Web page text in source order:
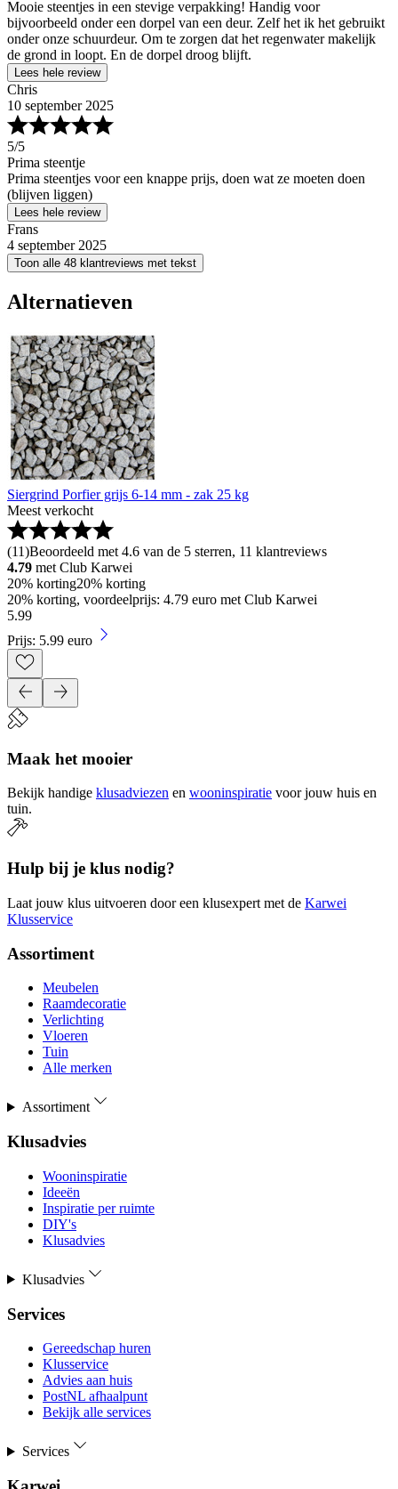
Mooie steentjes in een stevige verpakking! Handig voor
bijvoorbeeld onder een dorpel van een deur. Zelf het ik het gebruikt
onder onze schuurdeur. Om te zorgen dat het regenwater makelijk
de grond in loopt. En de dorpel droog blijft.
Lees hele review
Chris
10 september 2025
5/5
Prima steentje
Prima steentjes voor een knappe prijs, doen wat ze moeten doen
(blijven liggen)
Lees hele review
Frans
4 september 2025
Toon alle 48 klantreviews met tekst
Alternatieven
Siergrind Porfier grijs 6-14 mm - zak 25 kg
Meest verkocht
(11)Beoordeeld met 4.6 van de 5 sterren, 11 klantreviews
4.79 met Club Karwei
20% korting20% korting
20% korting, voordeelprijs: 4.79 euro met Club Karwei
5.99
Prijs: 5.99 euro
Maak het mooier
Bekijk handige klusadviezen en wooninspiratie voor jouw huis en
tuin.
Hulp bij je klus nodig?
Laat jouw klus uitvoeren door een klusexpert met de Karwei
Klusservice
Assortiment
Meubelen
Raamdecoratie
Verlichting
Vloeren
Tuin
Alle merken
Assortiment
Klusadvies
Wooninspiratie
Ideeën
Inspiratie per ruimte
DIY's
Klusadvies
Klusadvies
Services
Gereedschap huren
Klusservice
Advies aan huis
PostNL afhaalpunt
Bekijk alle services
Services